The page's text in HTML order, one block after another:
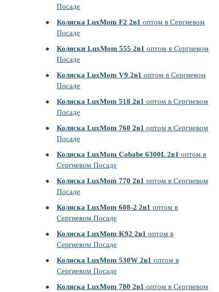
Посаде
Коляска LuxMom F2 2в1 оптом в Сергиевом
Посаде
Коляски LuxMom 555 2в1 оптом в Сергиевом
Посаде
Коляска LuxMom V9 2в1 оптом в Сергиевом
Посаде
Коляска LuxMom 518 2в1 оптом в Сергиевом
Посаде
Коляска LuxMom 760 2в1 оптом в Сергиевом
Посаде
Коляска LuxMom Cobabe 6300L 2в1 оптом в
Сергиевом Посаде
Коляска LuxMom 770 2в1 оптом в Сергиевом
Посаде
Коляска LuxMom 608-2 2в1 оптом в
Сергиевом Посаде
Коляска LuxMom K92 2в1 оптом в
Сергиевом Посаде
Коляска LuxMom 530W 2в1 оптом в
Сергиевом Посаде
Коляска LuxMom 780 2в1 оптом в Сергиевом